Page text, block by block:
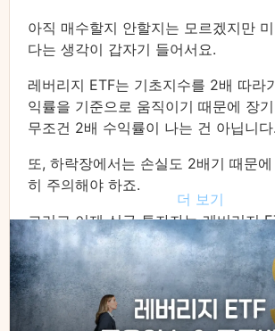
아직 매수할지 안할지는 모르겠지만
다는 생각이 갑자기 들어서요.
레버리지 ETF는 기초지수를 2배 따라
익률을 기준으로 움직이기 때문에 장
무조건 2배 수익률이 나는 건 아닙니다.
또, 하락장에서는 손실도 2배기 때문
히 주의해야 하죠.
그리고 이제 신규 투자자는 레버리지
예탁금이 1천만 원 있어야 합니다. 조
워졌어요.
그래도 레버리지 ETF에 관심 있으신
은 우선 이수하시고, 증권사에 등록해
더 보기